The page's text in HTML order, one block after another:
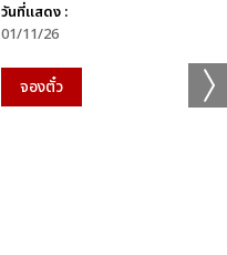
วันที่แสดง :
01/11/26
จองตั๋ว